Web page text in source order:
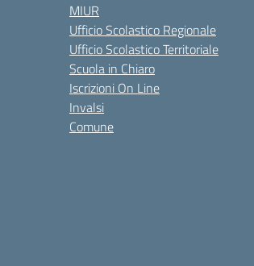
MIUR
Ufficio Scolastico Regionale
Ufficio Scolastico Territoriale
Scuola in Chiaro
Iscrizioni On Line
Invalsi
Comune